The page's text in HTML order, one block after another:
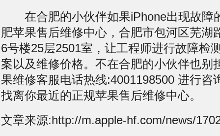
在合肥的小伙伴如果iPhone出现故障
肥苹果售后维修中心，合肥市包河区芜湖
6号楼25层2501室，让工程师进行故障检
案以及维修价格。不在合肥的小伙伴也别
果维修客服电话热线:4001198500 进行咨
找离你最近的正规苹果售后维修中心。
文章来源:http://m.apple-hf.com/news/